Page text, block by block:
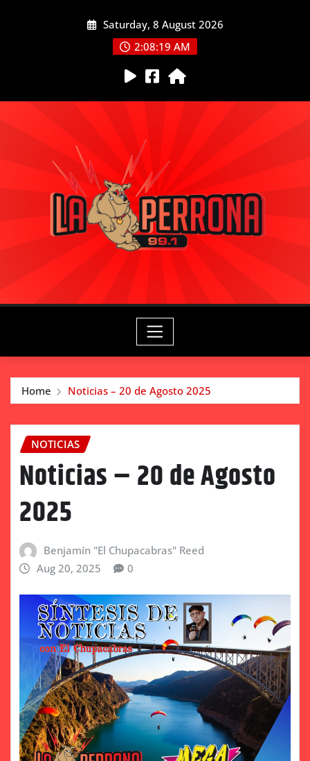
Saturday, 8 August 2026
2:08:20 AM
Home Noticias – 20 de Agosto 2025
NOTICIAS
Noticias – 20 de Agosto
2025
Benjamín "El Chupacabras" Reed
Aug 20, 2025
0